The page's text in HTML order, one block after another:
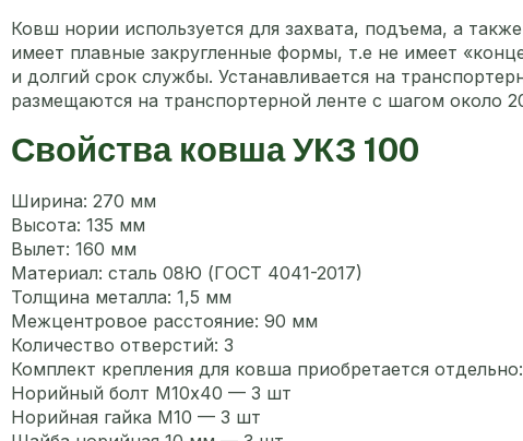
Ковш нории используется для захвата, подъема, а
имеет плавные закругленные формы, т.е не имеет
и долгий срок службы. Устанавливается на
размещаются на транспортерной ленте с шагом
Свойства ковша УКЗ 100
Ширина: 270 мм
Высота: 135 мм
Вылет: 160 мм
Материал: сталь 08Ю (ГОСТ 4041-2017)
Толщина металла: 1,5 мм
Межцентровое расстояние: 90 мм
Количество отверстий: 3
Комплект крепления для ковша приобретается отдельно:
Норийный болт М10х40 — 3 шт
Норийная гайка М10 — 3 шт